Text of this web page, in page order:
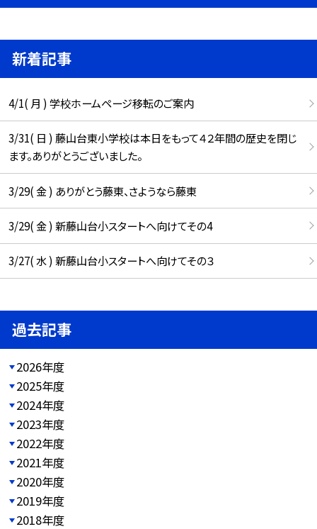
新着記事
4/1( 月 ) 学校ホームページ移転のご案内
3/31( 日 ) 藤山台東小学校は本日をもって４２年間の歴史を閉じ
ます。ありがとうございました。
3/29( 金 ) ありがとう藤東、さようなら藤東
3/29( 金 ) 新藤山台小スタートへ向けてその4
3/27( 水 ) 新藤山台小スタートへ向けてその３
過去記事
2026年度
2025年度
2024年度
2023年度
2022年度
2021年度
2020年度
2019年度
2018年度